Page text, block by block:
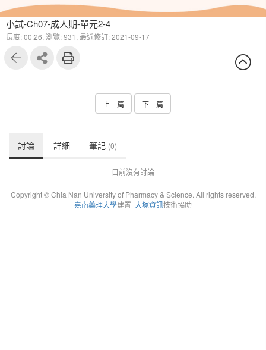
小試-Ch07-成人期-單元2-4
長度: 00:26, 瀏覽: 931, 最近修訂: 2021-09-17
上一篇 下一篇
討論 詳細 筆記 (0)
目前沒有討論
Copyright © Chia Nan University of Pharmacy & Science. All rights reserved.
嘉南藥理大學建置 大塚資訊技術協助